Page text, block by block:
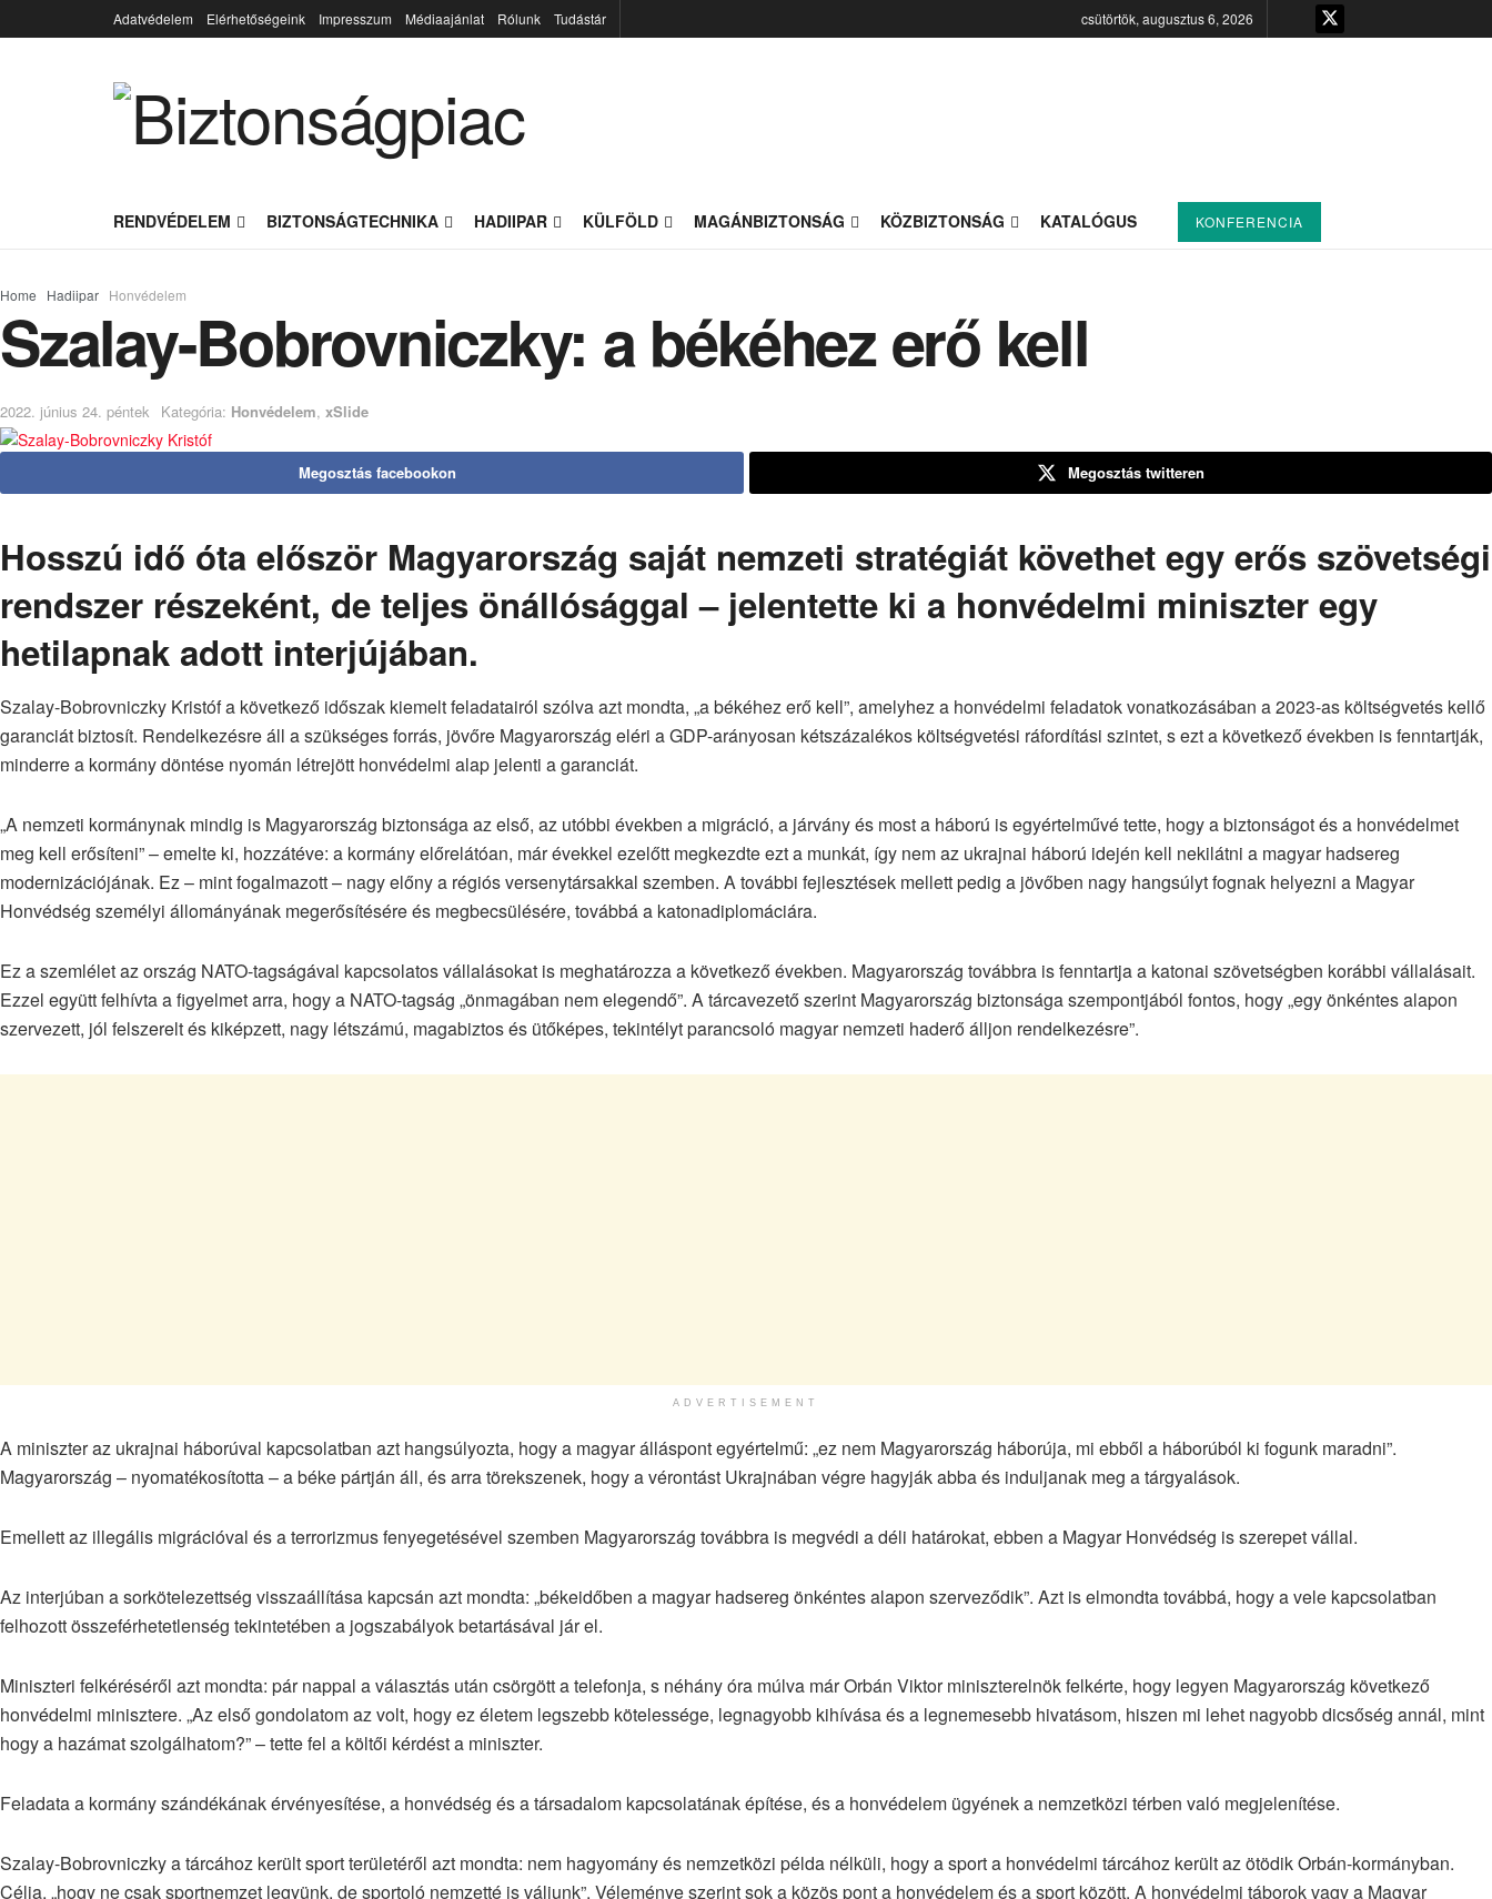
Adatvédelem Elérhetőségeink Impresszum Médiaajánlat Rólunk Tudástár csütörtök, augusztus 6, 2026
RENDVÉDELEM BIZTONSÁGTECHNIKA HADIIPAR KÜLFÖLD MAGÁNBIZTONSÁG KÖZBIZTONSÁG KATALÓGUS KONFERENCIA
Home Hadiipar Honvédelem
Szalay-Bobrovniczky: a békéhez erő kell
2022. június 24. péntek Kategória: Honvédelem, xSlide
Megosztás facebookon Megosztás twitteren
Hosszú idő óta először Magyarország saját nemzeti stratégiát követhet egy erős szövetségi
rendszer részeként, de teljes önállósággal – jelentette ki a honvédelmi miniszter egy
hetilapnak adott interjújában.
Szalay-Bobrovniczky Kristóf a következő időszak kiemelt feladatairól szólva azt mondta, „a békéhez erő kell”, amelyhez a honvédelmi feladatok vonatkozásában a 2023-as költségvetés kellő
garanciát biztosít. Rendelkezésre áll a szükséges forrás, jövőre Magyarország eléri a GDP-arányosan kétszázalékos költségvetési ráfordítási szintet, s ezt a következő években is fenntartják,
minderre a kormány döntése nyomán létrejött honvédelmi alap jelenti a garanciát.
„A nemzeti kormánynak mindig is Magyarország biztonsága az első, az utóbbi években a migráció, a járvány és most a háború is egyértelművé tette, hogy a biztonságot és a honvédelmet
meg kell erősíteni” – emelte ki, hozzátéve: a kormány előrelátóan, már évekkel ezelőtt megkezdte ezt a munkát, így nem az ukrajnai háború idején kell nekilátni a magyar hadsereg
modernizációjának. Ez – mint fogalmazott – nagy előny a régiós versenytársakkal szemben. A további fejlesztések mellett pedig a jövőben nagy hangsúlyt fognak helyezni a Magyar
Honvédség személyi állományának megerősítésére és megbecsülésére, továbbá a katonadiplomáciára.
Ez a szemlélet az ország NATO-tagságával kapcsolatos vállalásokat is meghatározza a következő években. Magyarország továbbra is fenntartja a katonai szövetségben korábbi vállalásait.
Ezzel együtt felhívta a figyelmet arra, hogy a NATO-tagság „önmagában nem elegendő”. A tárcavezető szerint Magyarország biztonsága szempontjából fontos, hogy „egy önkéntes alapon
szervezett, jól felszerelt és kiképzett, nagy létszámú, magabiztos és ütőképes, tekintélyt parancsoló magyar nemzeti haderő álljon rendelkezésre”.
ADVERTISEMENT
A miniszter az ukrajnai háborúval kapcsolatban azt hangsúlyozta, hogy a magyar álláspont egyértelmű: „ez nem Magyarország háborúja, mi ebből a háborúból ki fogunk maradni”.
Magyarország – nyomatékosította – a béke pártján áll, és arra törekszenek, hogy a vérontást Ukrajnában végre hagyják abba és induljanak meg a tárgyalások.
Emellett az illegális migrációval és a terrorizmus fenyegetésével szemben Magyarország továbbra is megvédi a déli határokat, ebben a Magyar Honvédség is szerepet vállal.
Az interjúban a sorkötelezettség visszaállítása kapcsán azt mondta: „békeidőben a magyar hadsereg önkéntes alapon szerveződik”. Azt is elmondta továbbá, hogy a vele kapcsolatban
felhozott összeférhetetlenség tekintetében a jogszabályok betartásával jár el.
Miniszteri felkéréséről azt mondta: pár nappal a választás után csörgött a telefonja, s néhány óra múlva már Orbán Viktor miniszterelnök felkérte, hogy legyen Magyar­ország következő
honvédelmi minisztere. „Az első gondolatom az volt, hogy ez életem legszebb kötelessége, legnagyobb kihívása és a legnemesebb hivatásom, hiszen mi lehet nagyobb dicsőség annál, mint
hogy a hazámat szolgálhatom?” – tette fel a költői kérdést a miniszter.
Feladata a kormány szándékának érvényesítése, a honvédség és a társadalom kapcsolatának építése, és a honvédelem ügyének a nemzetközi térben való megjelenítése.
Szalay-Bobrovniczky a tárcához került sport területéről azt mondta: nem hagyomány és nemzetközi példa nélküli, hogy a sport a honvédelmi tárcához került az ötödik Orbán-kormányban.
Célja, „hogy ne csak sportnemzet legyünk, de sportoló nemzetté is váljunk”. Véleménye szerint sok a közös pont a honvédelem és a sport között. A honvédelmi táborok vagy a Magyar